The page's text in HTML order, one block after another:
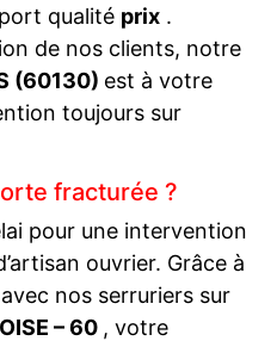
qualité prix .
de nos clients, notre
(60130) est à votre
toujours sur
fracturée ?
pour une intervention
ouvrier. Grâce à
nos serruriers sur
OISE – 60 , votre